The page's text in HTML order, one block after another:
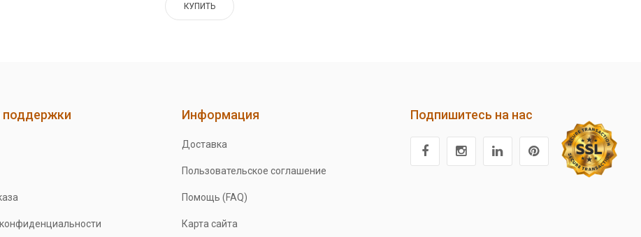
КУПИТЬ
Информация
Доставка
Пользовательское соглашение
Помощь (FAQ)
Карта сайта
Подпишитесь на нас